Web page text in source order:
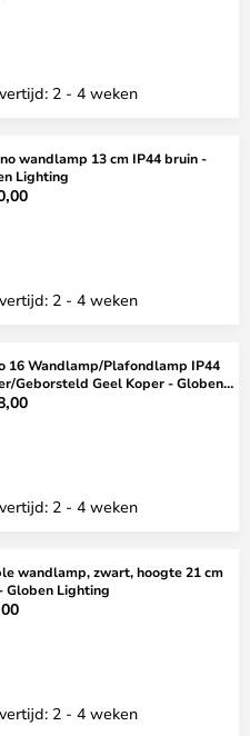
2 - 4 weken
wandlamp 13 cm IP44 bruin -
Lighting
2 - 4 weken
16 Wandlamp/Plafondlamp IP44
Geborsteld Geel Koper - Globen
2 - 4 weken
wandlamp, zwart, hoogte 21 cm
Globen Lighting
2 - 4 weken